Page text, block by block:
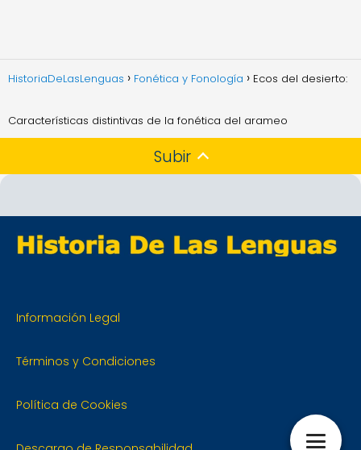
HistoriaDeLasLenguas Fonética y Fonología Ecos del desierto:
Características distintivas de la fonética del arameo
Subir
Información Legal
Términos y Condiciones
Política de Cookies